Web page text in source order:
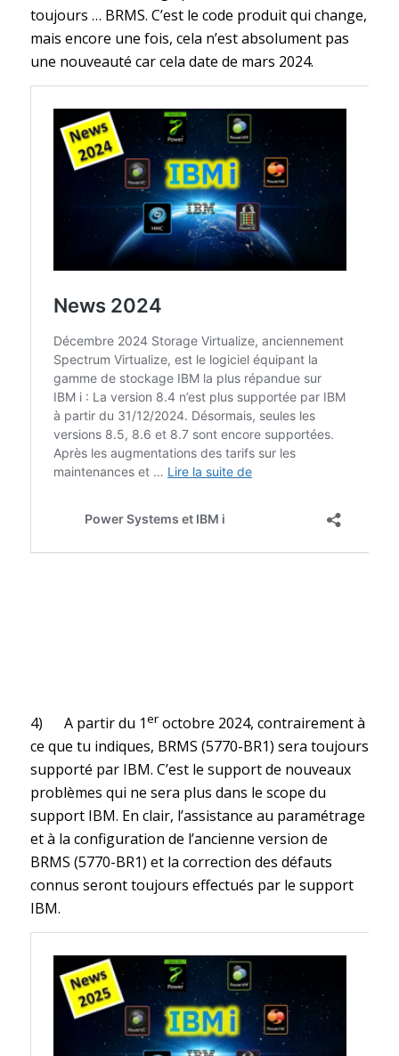
toujours … BRMS. C’est le code produit qui change,
mais encore une fois, cela n’est absolument pas
une nouveauté car cela date de mars 2024.
4) A partir du 1eroctobre 2024, contrairement à
ce que tu indiques, BRMS (5770-BR1) sera toujours
supporté par IBM. C’est le support de nouveaux
problèmes qui ne sera plus dans le scope du
support IBM. En clair, l’assistance au paramétrage
et à la configuration de l’ancienne version de
BRMS (5770-BR1) et la correction des défauts
connus seront toujours effectués par le support
IBM.